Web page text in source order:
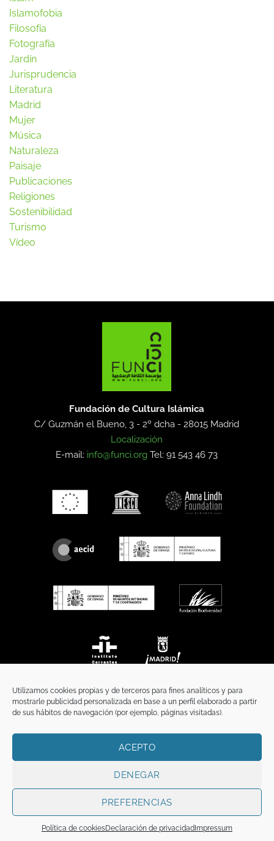
Utilizamos cookies propias y de terceros para fines analíticos y para
mostrarle publicidad personalizada en base a un perfil elaborado a partir
de sus hábitos de navegación (por ejemplo, páginas visitadas).
ACEPTO
DENEGAR
PREFERENCIAS
Política de cookiesDeclaración de privacidad Impressum
Islamofobia
Filosofía
Fotografía
Jardín
Jurisprudencia
Literatura
Madrid
Mujer
Música
Naturaleza
Paisaje
Publicaciones
Religiones
Sostenibilidad
Turismo
Vídeo
Fundación de Cultura Islámica
C/ Guzmán el Bueno, 3 - 2º dcha -28015 Madrid
Localización
E-mail: info@funci.org Tel: 91 543 46 73
TÉRMINOS Y CONDICIONES
Copyright 2026 ©FunciFUNCI es titular de los derechos de propiedad
intelectual e industrial de este sitio web, y es también titular o tiene la
Todos los derechos reservados.